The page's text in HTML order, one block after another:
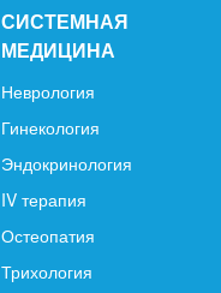
СИСТЕМНАЯ
МЕДИЦИНА
Неврология
Гинекология
Эндокринология
IV терапия
Остеопатия
Трихология